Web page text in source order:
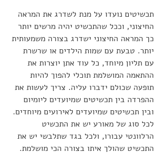
תכשיטים נועדו על מנת לשדרג את המראה
החיצוני, וככל שהתכשיט יהיה מרשים יותר
כך המראה החיצוני ישדרג בצורה משמעותית
יותר. טבעת עם שמות הילדים או שרשרת
עם תליון מיוחד, כל עוד אתן יוצרות את
ההתאמה המושלמת תוכלי להפוך להיות
תופעה שכולם ידברו עליה. צריך לעשות את
ההפרדה בין תכשיטים שמיועדים ליומיום
ובין תכשיטים שמיועדים לאירועים מיוחדים.
לכל סוג של מאורע יש את התכשיט
הרלוונטי עבורו, ולכל בגד שתלבשי יש את
התכשיט שהולך איתו בצורה הכי מושלמת.